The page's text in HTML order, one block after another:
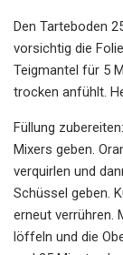
Den Tarteboden
vorsichtig die
Teigmantel für 5
trocken anfühlt.
Füllung
Mixers geben.
verquirlen und
Schüssel geben.
erneut verrühren.
löffeln und die